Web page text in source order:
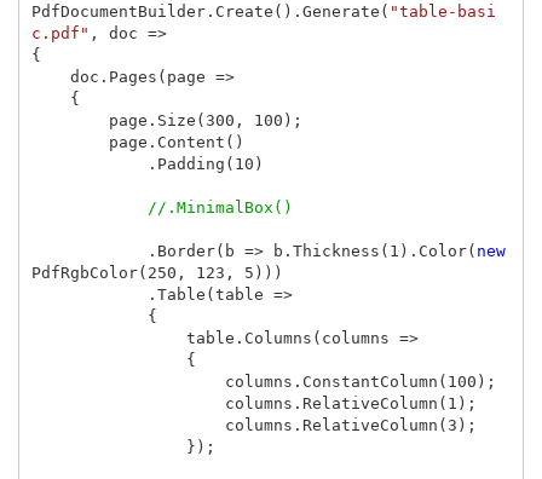
PdfDocumentBuilder. Create (). Generate ( "table-basi
c.pdf" , doc =>
{
doc . Pages ( page =>
{
page . Size ( 300 , 100 );
page . Content ()
. Padding ( 10 )
//.MinimalBox()
. Border( b => b . Thickness ( 1 ). Color( new
PdfRgbColor( 250 , 123 , 5 )))
. Table ( table =>
{
table . Columns ( columns =>
{
columns . ConstantColumn ( 100 );
columns . RelativeColumn ( 1 );
columns . RelativeColumn ( 3 );
});